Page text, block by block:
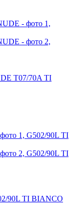
T07/70A TI
90L TI BIANCO